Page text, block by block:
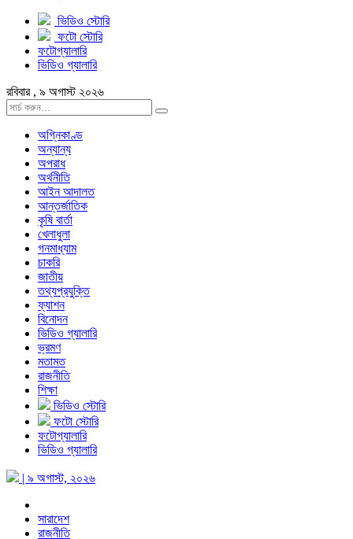
ভিডিও স্টোরি
ফটো স্টোরি
ফটোগ্যালারি
ভিডিও গ্যালারি
রবিবার , ৯ অগাস্ট ২০২৬
অগ্নিকাণ্ড
অন্যান্য
অপরাধ
অর্থনীতি
আইন আদালত
আন্তর্জাতিক
কৃষি বার্তা
খেলাধুলা
গনমাধ্যাম
চাকরি
জাতীয়
তথ্যপ্রযুক্তি
ফ্যাশন
বিনোদন
ভিডিও গ্যালারি
ভ্রমণ
মতামত
রাজনীতি
শিক্ষা
ভিডিও স্টোরি
ফটো স্টোরি
ফটোগ্যালারি
ভিডিও গ্যালারি
| ৯ অগাস্ট, ২০২৬
সারাদেশ
রাজনীতি